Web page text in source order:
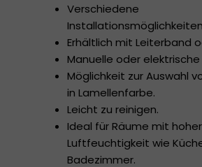
Verschiedene
Erhältlich mit Leiterband
Manuelle oder
Möglichkeit zur Auswahl
in Lamellenfarbe.
Leicht zu reinigen.
Ideal für Räume mit hoher
Luftfeuchtigkeit wie
Badezimmer.